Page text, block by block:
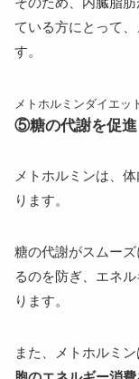
ている方にとって
す。
メトホルミンダイエッ
⑤糖の代謝を促進
メトホルミンは、
ります。
糖の代謝がスムー
るのを防ぎ、エネ
ります。
また、メトホルミン